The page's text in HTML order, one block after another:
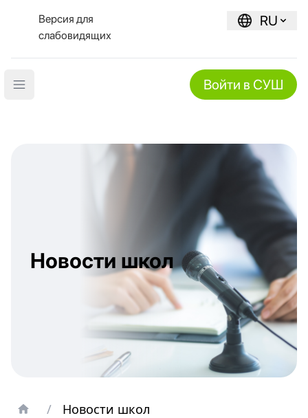
Версия для
слабовидящих
RU
Open main menu Войти в СУШ
Новости школ
/ Новости школ